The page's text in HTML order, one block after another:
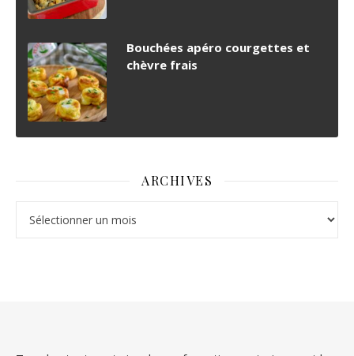
Bouchées apéro courgettes et
chèvre frais
ARCHIVES